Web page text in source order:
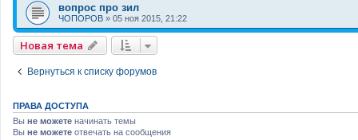
вопрос про зил
ЧОПОРОВ » 05 ноя 2015, 21:22
Новая тема
Вернуться к списку форумов
ПРАВА ДОСТУПА
Вы не можете начинать темы
Вы не можете отвечать на сообщения